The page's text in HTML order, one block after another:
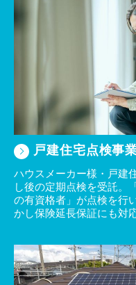
2025/01/16
株式会社すみーくとの業
2024/07/23
夏期休業のご案内
2024/05/13
2024年度 ネクサスR安
2024/04/22
GW休業のお知らせ
2023/12/03
年末年始休業のお知らせ
戸建住宅点検事
ハウスメーカー様・戸建
し後の定期点検を受託。
の有資格者」が点検を行
かし保険延長保証にも対